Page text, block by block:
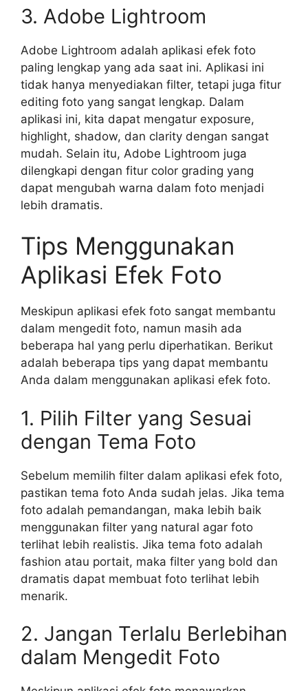
3. Adobe Lightroom
Adobe Lightroom adalah aplikasi efek foto
paling lengkap yang ada saat ini. Aplikasi ini
tidak hanya menyediakan filter, tetapi juga fitur
editing foto yang sangat lengkap. Dalam
aplikasi ini, kita dapat mengatur exposure,
highlight, shadow, dan clarity dengan sangat
mudah. Selain itu, Adobe Lightroom juga
dilengkapi dengan fitur color grading yang
dapat mengubah warna dalam foto menjadi
lebih dramatis.
Tips Menggunakan
Aplikasi Efek Foto
Meskipun aplikasi efek foto sangat membantu
dalam mengedit foto, namun masih ada
beberapa hal yang perlu diperhatikan. Berikut
adalah beberapa tips yang dapat membantu
Anda dalam menggunakan aplikasi efek foto.
1. Pilih Filter yang Sesuai
dengan Tema Foto
Sebelum memilih filter dalam aplikasi efek foto,
pastikan tema foto Anda sudah jelas. Jika tema
foto adalah pemandangan, maka lebih baik
menggunakan filter yang natural agar foto
terlihat lebih realistis. Jika tema foto adalah
fashion atau portait, maka filter yang bold dan
dramatis dapat membuat foto terlihat lebih
menarik.
2. Jangan Terlalu Berlebihan
dalam Mengedit Foto